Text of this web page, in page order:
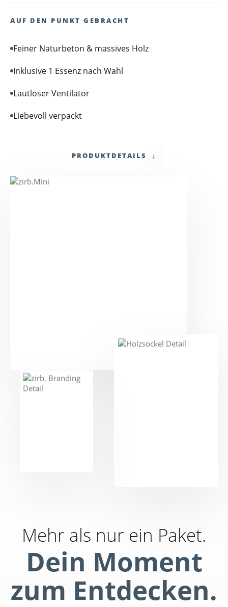
AUF DEN PUNKT GEBRACHT
Feiner Naturbeton & massives Holz
Inklusive 1 Essenz nach Wahl
Lautloser Ventilator
Liebevoll verpackt
PRODUKTDETAILS ↓
Mehr als nur ein Paket.
Dein Moment
zum Entdecken.